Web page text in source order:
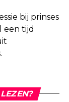
bij prinses
een tijd